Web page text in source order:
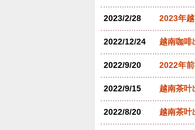
2023/2/28 2023年
2022/12/24 越南咖啡
2022/9/20 2022年
2022/9/15 越南茶叶
2022/8/20 越南茶叶